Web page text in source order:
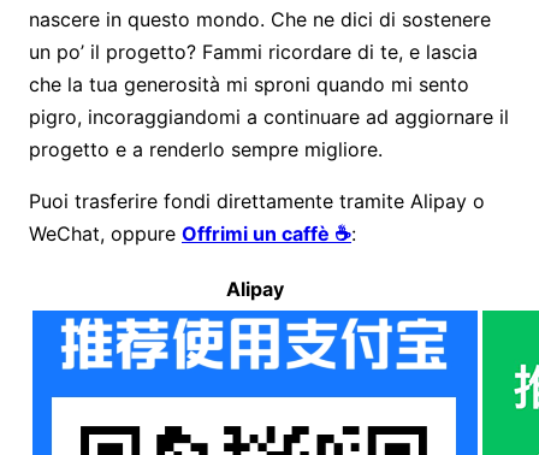
nascere in questo mondo. Che ne dici di sostenere
un po’ il progetto? Fammi ricordare di te, e lascia
che la tua generosità mi sproni quando mi sento
pigro, incoraggiandomi a continuare ad aggiornare il
progetto e a renderlo sempre migliore.
Puoi trasferire fondi direttamente tramite Alipay o
WeChat, oppure Offrimi un caffè ☕:
Alipay